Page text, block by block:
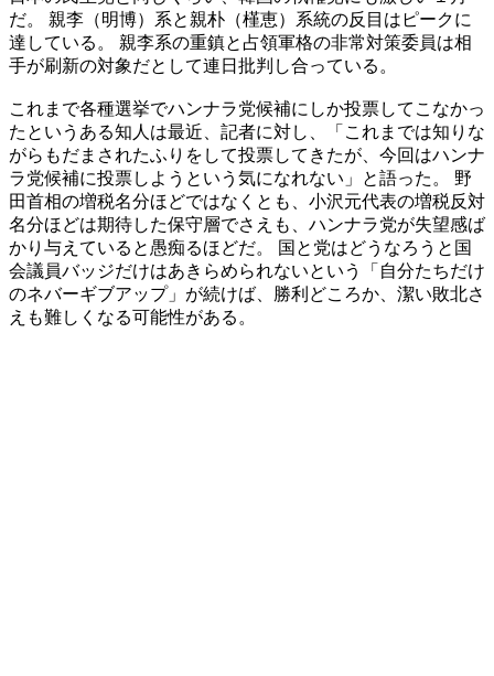
だ。 親李（明博）系と親朴（槿恵）系統の反目はピークに
達している。 親李系の重鎮と占領軍格の非常対策委員は相
手が刷新の対象だとして連日批判し合っている。
これまで各種選挙でハンナラ党候補にしか投票してこなかっ
たというある知人は最近、記者に対し、「これまでは知りな
がらもだまされたふりをして投票してきたが、今回はハンナ
ラ党候補に投票しようという気になれない」と語った。 野
田首相の増税名分ほどではなくとも、小沢元代表の増税反対
名分ほどは期待した保守層でさえも、ハンナラ党が失望感ば
かり与えていると愚痴るほどだ。 国と党はどうなろうと国
会議員バッジだけはあきらめられないという「自分たちだけ
のネバーギブアップ」が続けば、勝利どころか、潔い敗北さ
えも難しくなる可能性がある。